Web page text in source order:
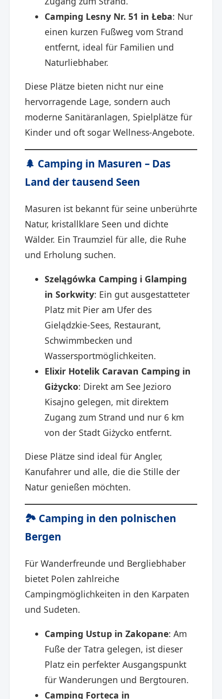
Camping Lesny Nr. 51 in Łeba: Nur
einen kurzen Fußweg vom Strand
entfernt, ideal für Familien und
Naturliebhaber. ​
Diese Plätze bieten nicht nur eine
hervorragende Lage, sondern auch
moderne Sanitäranlagen, Spielplätze für
Kinder und oft sogar Wellness-Angebote.​
🌲 Camping in Masuren – Das
Land der tausend Seen
Masuren ist bekannt für seine unberührte
Natur, kristallklare Seen und dichte
Wälder. Ein Traumziel für alle, die Ruhe
und Erholung suchen.​
Szelągówka Camping i Glamping
in Sorkwity: Ein gut ausgestatteter
Platz mit Pier am Ufer des
Gielądzkie-Sees, Restaurant,
Schwimmbecken und
Wassersportmöglichkeiten. ​
Elixir Hotelik Caravan Camping in
Giżycko: Direkt am See Jezioro
Kisajno gelegen, mit direktem
Zugang zum Strand und nur 6 km
von der Stadt Giżycko entfernt. ​
Diese Plätze sind ideal für Angler,
Kanufahrer und alle, die die Stille der
Natur genießen möchten.​
🏞️ Camping in den polnischen
Bergen
Für Wanderfreunde und Bergliebhaber
bietet Polen zahlreiche
Campingmöglichkeiten in den Karpaten
und Sudeten.​
Camping Ustup in Zakopane: Am
Fuße der Tatra gelegen, ist dieser
Platz ein perfekter Ausgangspunkt
für Wanderungen und Bergtouren. ​
Camping Forteca in